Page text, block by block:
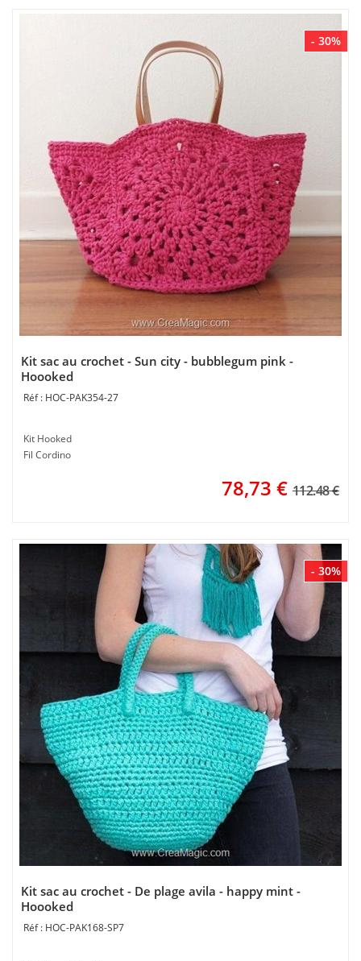
- 30%
Kit sac au crochet - Sun city - bubblegum pink -
Hoooked
HOC-PAK354-27
Kit Hooked
Fil Cordino
78,73 € 112.48 €
- 30%
Kit sac au crochet - De plage avila - happy mint -
Hoooked
HOC-PAK168-SP7